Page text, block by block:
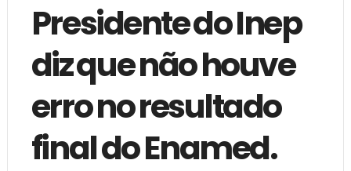
Presidente do Inep
diz que não houve
erro no resultado
final do Enamed.